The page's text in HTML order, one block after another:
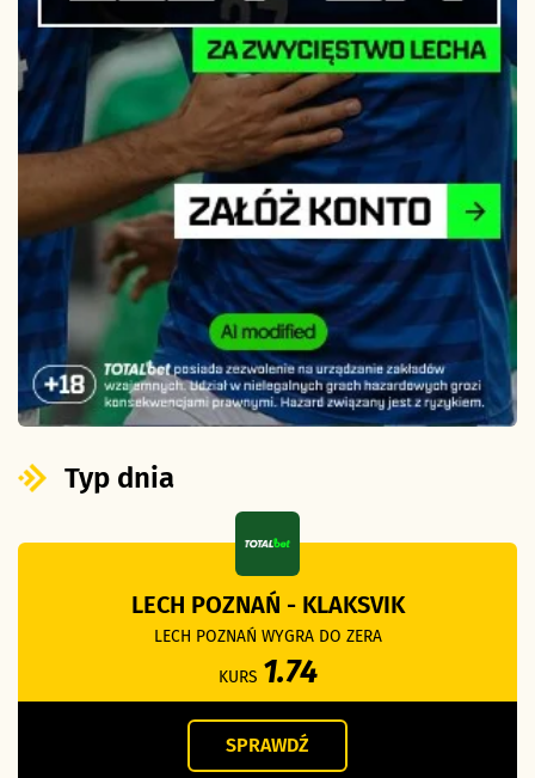
Typ dnia
LECH POZNAŃ - KLAKSVIK
LECH POZNAŃ WYGRA DO ZERA
KURS 1.74
SPRAWDŹ